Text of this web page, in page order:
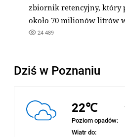
zbiornik retencyjny, który
około 70 milionów litrów
24 489
Dziś w Poznaniu
22℃
Poziom opadów:
Wiatr do: